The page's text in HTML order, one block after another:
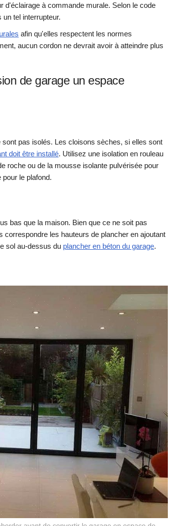
d'éclairage à commande murale. Selon le code
tel interrupteur.
afin qu'elles respectent les normes
aucun cordon ne devrait avoir à atteindre plus
de garage un espace
pas isolés. Les cloisons sèches, si elles sont
doit être installé. Utilisez une isolation en rouleau
roche ou de la mousse isolante pulvérisée pour
le plafond.
bas que la maison. Bien que ce ne soit pas
les hauteurs de plancher en ajoutant
sol au-dessus du plancher en béton du garage.